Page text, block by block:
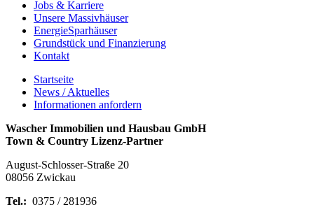
Jobs & Karriere
Unsere Massivhäuser
EnergieSparhäuser
Grundstück und Finanzierung
Kontakt
Startseite
News / Aktuelles
Informationen anfordern
Wascher Immobilien und Hausbau GmbH
Town & Country Lizenz-Partner
August-Schlosser-Straße 20
08056 Zwickau
Tel.: 0375 / 281936